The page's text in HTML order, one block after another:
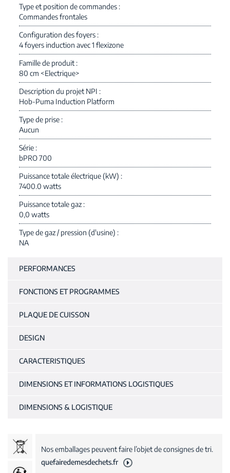
Type et position de commandes
Commandes frontales
Configuration des foyers
4 foyers induction avec 1 flexizone
Famille de produit
80 cm <Electrique>
Description du projet NPI
Hob-Puma Induction Platform
Type de prise
Aucun
Série
bPRO 700
Puissance totale électrique (kW)
7400.0 watts
Puissance totale gaz
0,0 watts
Type de gaz / pression (d'usine)
NA
PERFORMANCES
FONCTIONS ET PROGRAMMES
PLAQUE DE CUISSON
DESIGN
CARACTERISTIQUES
DIMENSIONS ET INFORMATIONS LOGISTIQUES
DIMENSIONS & LOGISTIQUE
Nos emballages peuvent faire l’objet de consignes de tri.
quefairedemesdechets.fr